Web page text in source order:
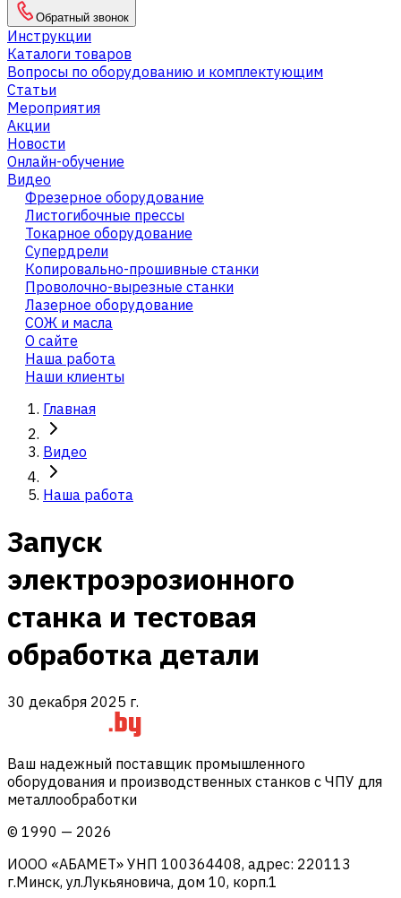
Обратный звонок
Инструкции
Каталоги товаров
Вопросы по оборудованию и комплектующим
Статьи
Мероприятия
Акции
Новости
Онлайн-обучение
Видео
Фрезерное оборудование
Листогибочные прессы
Токарное оборудование
Cупердрели
Копировально-прошивные станки
Проволочно-вырезные станки
Лазерное оборудование
СОЖ и масла
О сайте
Наша работа
Наши клиенты
Главная
Видео
Наша работа
Запуск
электроэрозионного
станка и тестовая
обработка детали
30 декабря 2025 г.
Ваш надежный поставщик промышленного
оборудования и производственных станков с ЧПУ для
металлообработки
© 1990 — 2026
ИООО «АБАМЕТ» УНП 100364408, адрес: 220113
г.Минск, ул.Лукьяновича, дом 10, корп.1